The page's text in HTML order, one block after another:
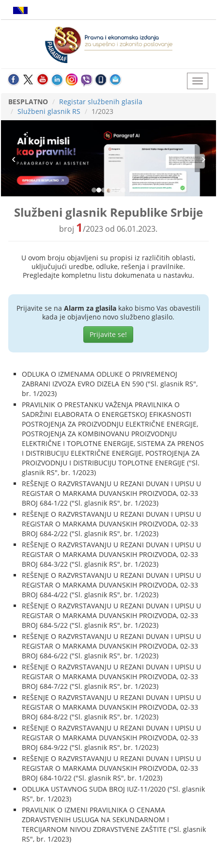
BESPLATNO
Registar službenih glasila
Službeni glasnik RS
1/2023
Službeni glasnik Republike Srbije
broj 1/2023 od 06.01.2023.
U ovom broju objavljeni su propisi iz različitih oblasti,
uključujući uredbe, odluke, rešenja i pravilnike.
Pregledajte kompletnu listu dokumenata u nastavku.
Prijavite se na Alarm za glasilakako bismo Vas obavestili
kada je objavljeno novo službeno glasilo.
Prijavite se!
ODLUKA O IZMENAMA ODLUKE O PRIVREMENOJ
ZABRANI IZVOZA EVRO DIZELA EN 590 ("Sl. glasnik RS",
br. 1/2023)
PRAVILNIK O PRESTANKU VAŽENJA PRAVILNIKA O
SADRŽINI ELABORATA O ENERGETSKOJ EFIKASNOSTI
POSTROJENJA ZA PROIZVODNJU ELEKTRIČNE ENERGIJE,
POSTROJENJA ZA KOMBINOVANU PROIZVODNJU
ELEKTRIČNE I TOPLOTNE ENERGIJE, SISTEMA ZA PRENOS
I DISTRIBUCIJU ELEKTRIČNE ENERGIJE, POSTROJENJA ZA
PROIZVODNJU I DISTRIBUCIJU TOPLOTNE ENERGIJE ("Sl.
glasnik RS", br. 1/2023)
REŠENJE O RAZVRSTAVANJU U REZANI DUVAN I UPISU U
REGISTAR O MARKAMA DUVANSKIH PROIZVODA, 02-33
BROJ 684-1/22 ("Sl. glasnik RS", br. 1/2023)
REŠENJE O RAZVRSTAVANJU U REZANI DUVAN I UPISU U
REGISTAR O MARKAMA DUVANSKIH PROIZVODA, 02-33
BROJ 684-2/22 ("Sl. glasnik RS", br. 1/2023)
REŠENJE O RAZVRSTAVANJU U REZANI DUVAN I UPISU U
REGISTAR O MARKAMA DUVANSKIH PROIZVODA, 02-33
BROJ 684-3/22 ("Sl. glasnik RS", br. 1/2023)
REŠENJE O RAZVRSTAVANJU U REZANI DUVAN I UPISU U
REGISTAR O MARKAMA DUVANSKIH PROIZVODA, 02-33
BROJ 684-4/22 ("Sl. glasnik RS", br. 1/2023)
REŠENJE O RAZVRSTAVANJU U REZANI DUVAN I UPISU U
REGISTAR O MARKAMA DUVANSKIH PROIZVODA, 02-33
BROJ 684-5/22 ("Sl. glasnik RS", br. 1/2023)
REŠENJE O RAZVRSTAVANJU U REZANI DUVAN I UPISU U
REGISTAR O MARKAMA DUVANSKIH PROIZVODA, 02-33
BROJ 684-6/22 ("Sl. glasnik RS", br. 1/2023)
REŠENJE O RAZVRSTAVANJU U REZANI DUVAN I UPISU U
REGISTAR O MARKAMA DUVANSKIH PROIZVODA, 02-33
BROJ 684-7/22 ("Sl. glasnik RS", br. 1/2023)
REŠENJE O RAZVRSTAVANJU U REZANI DUVAN I UPISU U
REGISTAR O MARKAMA DUVANSKIH PROIZVODA, 02-33
BROJ 684-8/22 ("Sl. glasnik RS", br. 1/2023)
REŠENJE O RAZVRSTAVANJU U REZANI DUVAN I UPISU U
REGISTAR O MARKAMA DUVANSKIH PROIZVODA, 02-33
BROJ 684-9/22 ("Sl. glasnik RS", br. 1/2023)
REŠENJE O RAZVRSTAVANJU U REZANI DUVAN I UPISU U
REGISTAR O MARKAMA DUVANSKIH PROIZVODA, 02-33
BROJ 684-10/22 ("Sl. glasnik RS", br. 1/2023)
ODLUKA USTAVNOG SUDA BROJ IUZ-11/2020 ("Sl. glasnik
RS", br. 1/2023)
PRAVILNIK O IZMENI PRAVILNIKA O CENAMA
ZDRAVSTVENIH USLUGA NA SEKUNDARNOM I
TERCIJARNOM NIVOU ZDRAVSTVENE ZAŠTITE ("Sl. glasnik
RS", br. 1/2023)